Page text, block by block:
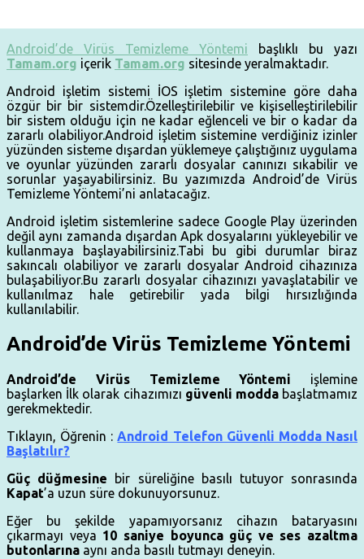
Android’de Virüs Temizleme Yöntemi başlıklı bu yazı
Tamam.org içerik Tamam.org sitesinde yeralmaktadır.
Android işletim sistemi İOS işletim sistemine göre daha
özgür bir bir sistemdir.Özelleştirilebilir ve kişiselleştirilebilir
bir sistem olduğu için ne kadar eğlenceli ve bir o kadar da
zararlı olabiliyor.Android işletim sistemine verdiğiniz izinler
yüzünden sisteme dışardan yüklemeye çalıştığınız uygulama
ve oyunlar yüzünden zararlı dosyalar canınızı sıkabilir ve
sorunlar yaşayabilirsiniz. Bu yazımızda Android’de Virüs
Temizleme Yöntemi’ni anlatacağız.
Android işletim sistemlerine sadece Google Play üzerinden
değil aynı zamanda dışardan Apk dosyalarını yükleyebilir ve
kullanmaya başlayabilirsiniz.Tabi bu gibi durumlar biraz
sakıncalı olabiliyor ve zararlı dosyalar Android cihazınıza
bulaşabiliyor.Bu zararlı dosyalar cihazınızı yavaşlatabilir ve
kullanılmaz hale getirebilir yada bilgi hırsızlığında
kullanılabilir.
Android’de Virüs Temizleme Yöntemi
Android’de Virüs Temizleme Yöntemi işlemine
başlarken İlk olarak cihazımızı güvenli moddabaşlatmamız
gerekmektedir.
Tıklayın, Öğrenin :Android Telefon Güvenli Modda Nasıl
Başlatılır?
Güç düğmesine bir süreliğine basılı tutuyor sonrasında
Kapat’a uzun süre dokunuyorsunuz.
Eğer bu şekilde yapamıyorsanız cihazın bataryasını
çıkarmayı veya 10 saniye boyunca güç ve ses azaltma
butonlarına aynı anda basılı tutmayı deneyin.